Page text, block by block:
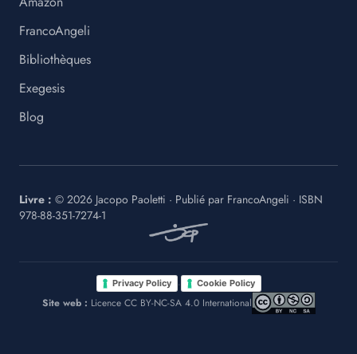
FrancoAngeli
Bibliothèques
Exegesis
Blog
Livre : © 2026 Jacopo Paoletti · Publié par FrancoAngeli · ISBN
978-88-351-7274-1
Privacy Policy · Cookie Policy
Site web : Licence CC BY-NC-SA 4.0 International